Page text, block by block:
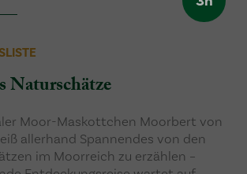
Naturschätze
Moor-Maskottchen Moorbert von
allerhand Spannendes von den
im Moorreich zu erzählen –